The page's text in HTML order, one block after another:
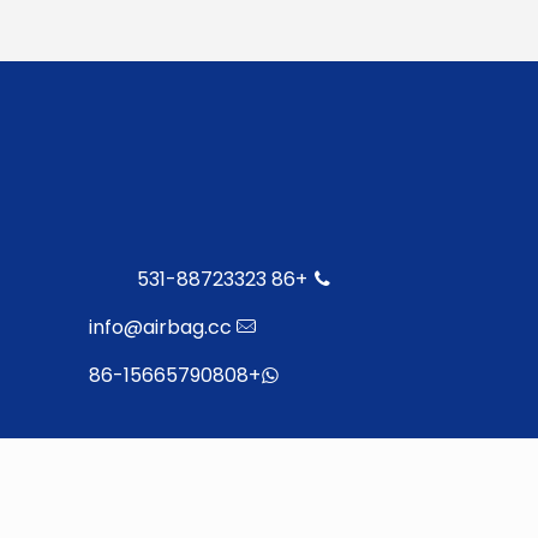
+86 531-88723323
info@airbag.cc
+86-15665790808